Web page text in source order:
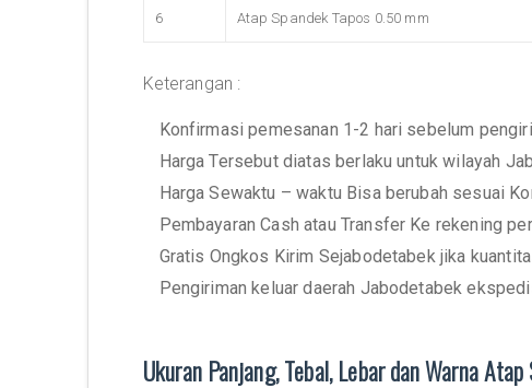
6 Atap Spandek Tapos 0.50 mm
Keterangan :
Konfirmasi pemesanan 1-2 hari sebelum
Harga Tersebut diatas berlaku untuk wilayah
Harga Sewaktu – waktu Bisa berubah sesuai
Pembayaran Cash atau Transfer Ke rekening
Gratis Ongkos Kirim Sejabodetabek jika
Pengiriman keluar daerah Jabodetabek
Ukuran Panjang, Tebal, Lebar dan Warna Atap